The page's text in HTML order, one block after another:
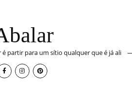
partir para um sítio qualquer que é já ali